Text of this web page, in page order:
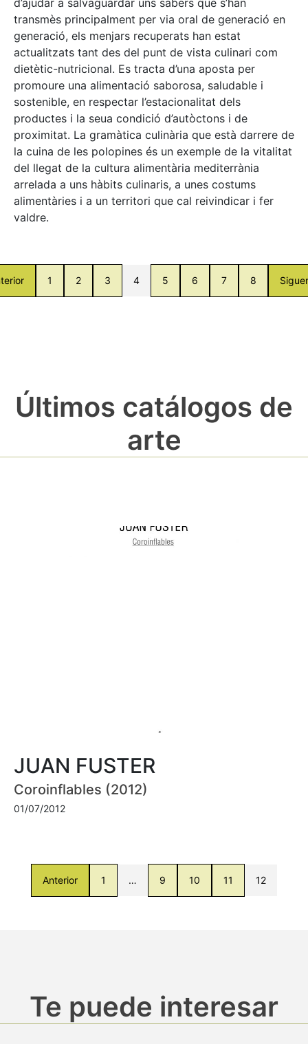
transmès principalment per via oral de generació en
generació, els menjars recuperats han estat
actualitzats tant des del punt de vista culinari com
dietètic-nutricional. Es tracta d’una aposta per
promoure una alimentació saborosa, saludable i
sostenible, en respectar l’estacionalitat dels
productes i la seua condició d’autòctons i de
proximitat. La gramàtica culinària que està darrere de
la cuina de les polopines és un exemple de la vitalitat
del llegat de la cultura alimentària mediterrània
arrelada a uns hàbits culinaris, a unes costums
alimentàries i a un territori que cal reivindicar i fer
valdre.
1 2 3 4 5 6 7 8
Últimos catálogos de
arte
JUAN FUSTER
Coroinflables (2012)
01/07/2012
Anterior 1 … 9 10 11 12
Te puede interesar